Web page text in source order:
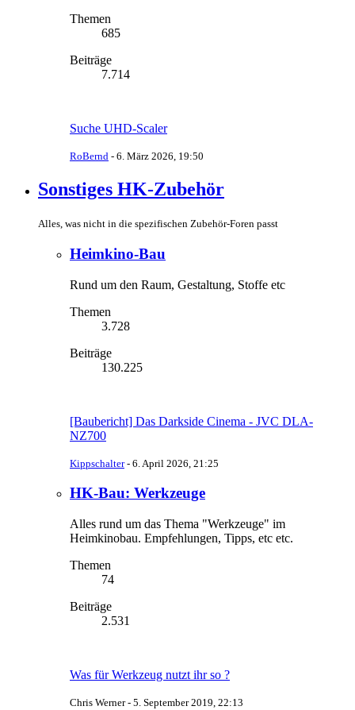
Themen
685
Beiträge
7.714
Suche UHD-Scaler
RoBernd - 6. März 2026, 19:50
Sonstiges HK-Zubehör
Alles, was nicht in die spezifischen Zubehör-Foren passt
Heimkino-Bau
Rund um den Raum, Gestaltung, Stoffe etc
Themen
3.728
Beiträge
130.225
[Baubericht] Das Darkside Cinema - JVC DLA-
NZ700
Kippschalter- 6. April 2026, 21:25
HK-Bau: Werkzeuge
Alles rund um das Thema "Werkzeuge" im
Heimkinobau. Empfehlungen, Tipps, etc etc.
Themen
74
Beiträge
2.531
Was für Werkzeug nutzt ihr so ?
Chris Werner - 5. September 2019, 22:13